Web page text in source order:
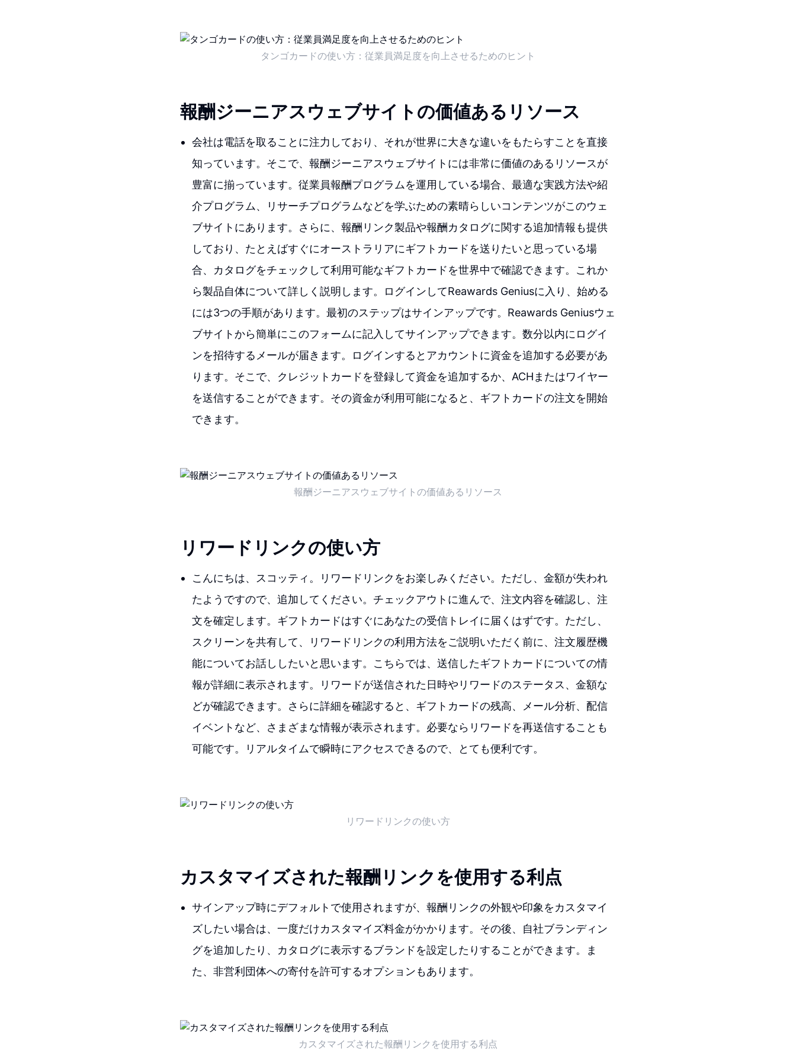
タンゴカードの使い方：従業員満足度を向上させるためのヒント
報酬ジーニアスウェブサイトの価値あるリソース
会社は電話を取ることに注力しており、それが世界に大きな違いをもたらすことを直接
知っています。そこで、報酬ジーニアスウェブサイトには非常に価値のあるリソースが
豊富に揃っています。従業員報酬プログラムを運用している場合、最適な実践方法や紹
介プログラム、リサーチプログラムなどを学ぶための素晴らしいコンテンツがこのウェ
ブサイトにあります。さらに、報酬リンク製品や報酬カタログに関する追加情報も提供
しており、たとえばすぐにオーストラリアにギフトカードを送りたいと思っている場
合、カタログをチェックして利用可能なギフトカードを世界中で確認できます。これか
ら製品自体について詳しく説明します。ログインしてReawards Geniusに入り、始める
には3つの手順があります。最初のステップはサインアップです。Reawards Geniusウェ
ブサイトから簡単にこのフォームに記入してサインアップできます。数分以内にログイ
ンを招待するメールが届きます。ログインするとアカウントに資金を追加する必要があ
ります。そこで、クレジットカードを登録して資金を追加するか、ACHまたはワイヤー
を送信することができます。その資金が利用可能になると、ギフトカードの注文を開始
できます。
報酬ジーニアスウェブサイトの価値あるリソース
リワードリンクの使い方
こんにちは、スコッティ。リワードリンクをお楽しみください。ただし、金額が失われ
たようですので、追加してください。チェックアウトに進んで、注文内容を確認し、注
文を確定します。ギフトカードはすぐにあなたの受信トレイに届くはずです。ただし、
スクリーンを共有して、リワードリンクの利用方法をご説明いただく前に、注文履歴機
能についてお話ししたいと思います。こちらでは、送信したギフトカードについての情
報が詳細に表示されます。リワードが送信された日時やリワードのステータス、金額な
どが確認できます。さらに詳細を確認すると、ギフトカードの残高、メール分析、配信
イベントなど、さまざまな情報が表示されます。必要ならリワードを再送信することも
可能です。リアルタイムで瞬時にアクセスできるので、とても便利です。
リワードリンクの使い方
カスタマイズされた報酬リンクを使用する利点
サインアップ時にデフォルトで使用されますが、報酬リンクの外観や印象をカスタマイ
ズしたい場合は、一度だけカスタマイズ料金がかかります。その後、自社ブランディン
グを追加したり、カタログに表示するブランドを設定したりすることができます。ま
た、非営利団体への寄付を許可するオプションもあります。
カスタマイズされた報酬リンクを使用する利点